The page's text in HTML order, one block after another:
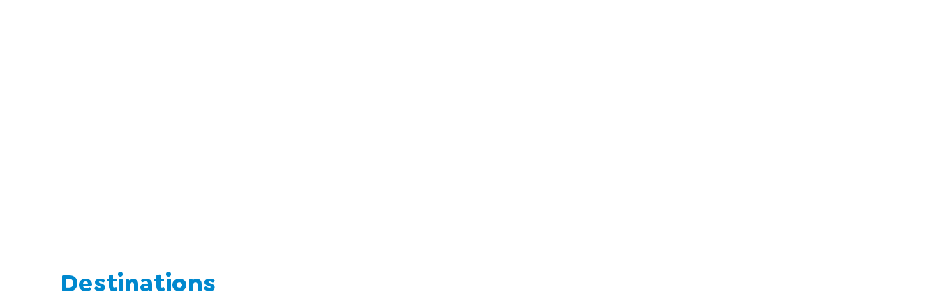
Destinations